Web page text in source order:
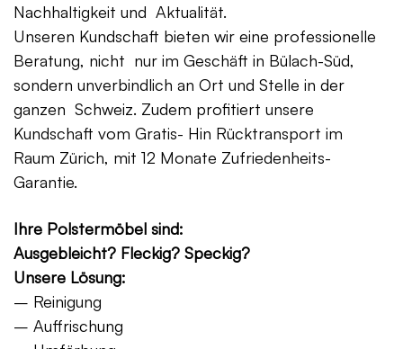
Nachhaltigkeit und Aktualität.
Unseren Kundschaft bieten wir eine professionelle
Beratung, nicht nur im Geschäft in Bülach-Süd,
sondern unverbindlich an Ort und Stelle in der
ganzen Schweiz. Zudem profitiert unsere
Kundschaft vom Gratis- Hin Rücktransport im
Raum Zürich, mit 12 Monate Zufriedenheits-
Garantie.
Ihre Polstermöbel sind:
Ausgebleicht? Fleckig? Speckig?
Unsere Lösung:
– Reinigung
– Auffrischung